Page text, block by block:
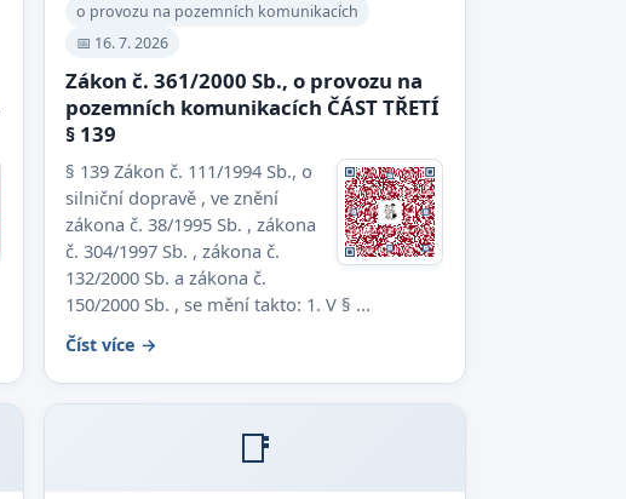
o provozu na pozemních komunikacích
📅 16. 7. 2026
Zákon č. 361/2000 Sb., o provozu na
pozemních komunikacích ČÁST TŘETÍ
§ 139
§ 139 Zákon č. 111/1994 Sb., o
silniční dopravě , ve znění
zákona č. 38/1995 Sb. , zákona
č. 304/1997 Sb. , zákona č.
132/2000 Sb. a zákona č.
150/2000 Sb. , se mění takto: 1. V § ...
Číst více →
📑